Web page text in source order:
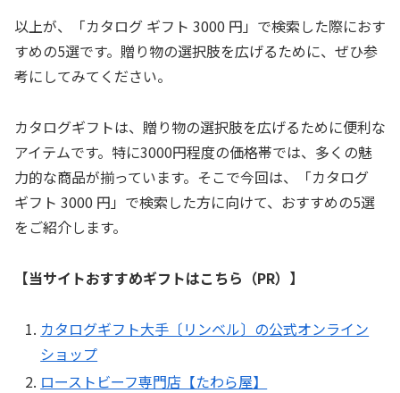
以上が、「カタログ ギフト 3000 円」で検索した際におす
すめの5選です。贈り物の選択肢を広げるために、ぜひ参
考にしてみてください。
カタログギフトは、贈り物の選択肢を広げるために便利な
アイテムです。特に3000円程度の価格帯では、多くの魅
力的な商品が揃っています。そこで今回は、「カタログ
ギフト 3000 円」で検索した方に向けて、おすすめの5選
をご紹介します。
【当サイトおすすめギフトはこちら（PR）】
カタログギフト大手〔リンベル〕の公式オンライン
ショップ
ローストビーフ専門店【たわら屋】